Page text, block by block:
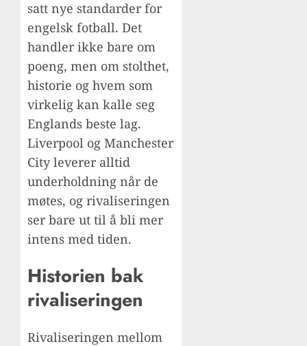
satt nye standarder for
engelsk fotball. Det
handler ikke bare om
poeng, men om stolthet,
historie og hvem som
virkelig kan kalle seg
Englands beste lag.
Liverpool og Manchester
City leverer alltid
underholdning når de
møtes, og rivaliseringen
ser bare ut til å bli mer
intens med tiden.
Historien bak
rivaliseringen
Rivaliseringen mellom